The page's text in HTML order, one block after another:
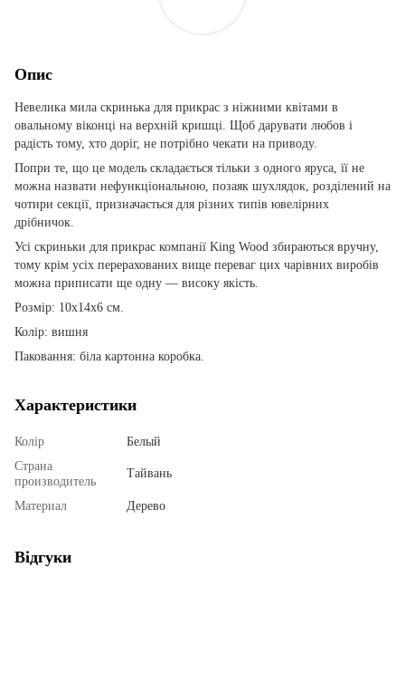
Опис
Невелика мила скринька для прикрас з ніжними квітами в
овальному віконці на верхній кришці. Щоб дарувати любов і
радість тому, хто доріг, не потрібно чекати на приводу.
Попри те, що це модель складається тільки з одного яруса, її не
можна назвати нефункціональною, позаяк шухлядок, розділений на
чотири секції, призначається для різних типів ювелірних
дрібничок.
Усі скриньки для прикрас компанії King Wood збираються вручну,
тому крім усіх перерахованих вище переваг цих чарівних виробів
можна приписати ще одну — високу якість.
Розмір: 10х14х6 см.
Колір: вишня
Паковання: біла картонна коробка.
Характеристики
Колір
Белый
Страна
производитель
Тайвань
Материал Дерево
Відгуки